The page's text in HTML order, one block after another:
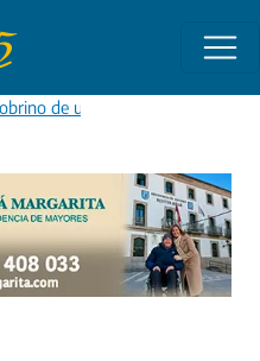
de uno de los interventores